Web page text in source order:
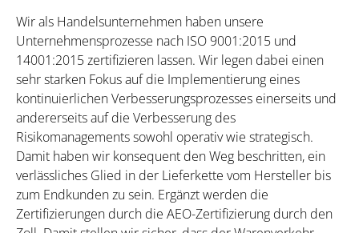
Wir als Handelsunternehmen haben unsere
Unternehmensprozesse nach ISO 9001:2015 und
14001:2015 zertifizieren lassen. Wir legen dabei einen
sehr starken Fokus auf die Implementierung eines
kontinuierlichen Verbesserungsprozesses einerseits und
andererseits auf die Verbesserung des
Risikomanagements sowohl operativ wie strategisch.
Damit haben wir konsequent den Weg beschritten, ein
verlässliches Glied in der Lieferkette vom Hersteller bis
zum Endkunden zu sein. Ergänzt werden die
Zertifizierungen durch die AEO-Zertifizierung durch den